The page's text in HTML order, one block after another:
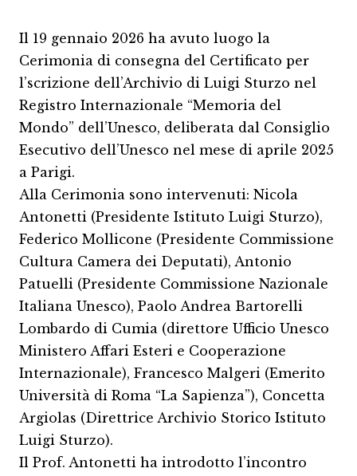
Il 19 gennaio 2026 ha avuto luogo la
Cerimonia di consegna del Certificato per
l’scrizione dell’Archivio di Luigi Sturzo nel
Registro Internazionale “Memoria del
Mondo” dell’Unesco, deliberata dal Consiglio
Esecutivo dell’Unesco nel mese di aprile 2025
a Parigi.
Alla Cerimonia sono intervenuti: Nicola
Antonetti (Presidente Istituto Luigi Sturzo),
Federico Mollicone (Presidente Commissione
Cultura Camera dei Deputati), Antonio
Patuelli (Presidente Commissione Nazionale
Italiana Unesco), Paolo Andrea Bartorelli
Lombardo di Cumia (direttore Ufficio Unesco
Ministero Affari Esteri e Cooperazione
Internazionale), Francesco Malgeri (Emerito
Università di Roma “La Sapienza”), Concetta
Argiolas (Direttrice Archivio Storico Istituto
Luigi Sturzo).
Il Prof. Antonetti ha introdotto l’incontro